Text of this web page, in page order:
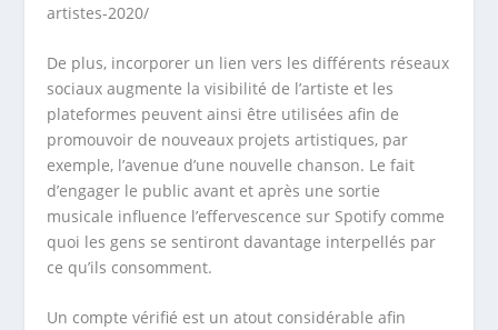
artistes-2020/
De plus, incorporer un lien vers les différents réseaux
sociaux augmente la visibilité de l’artiste et les
plateformes peuvent ainsi être utilisées afin de
promouvoir de nouveaux projets artistiques, par
exemple, l’avenue d’une nouvelle chanson. Le fait
d’engager le public avant et après une sortie
musicale influence l’effervescence sur Spotify comme
quoi les gens se sentiront davantage interpellés par
ce qu’ils consomment.
Un compte vérifié est un atout considérable afin